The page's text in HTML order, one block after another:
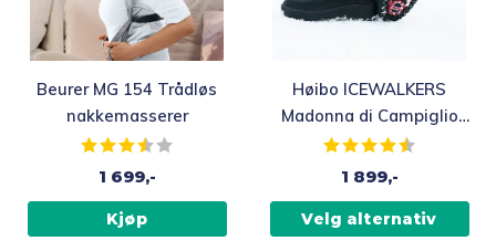
Beurer MG 154 Trådløs
nakkemasserer
Karakter:
1 699,-
Kjøp
Høibo ICEWALKERS
Madonna di Campiglio
piggsko, vendbare pigger
Karakter:
1 899,-
Velg alternativ